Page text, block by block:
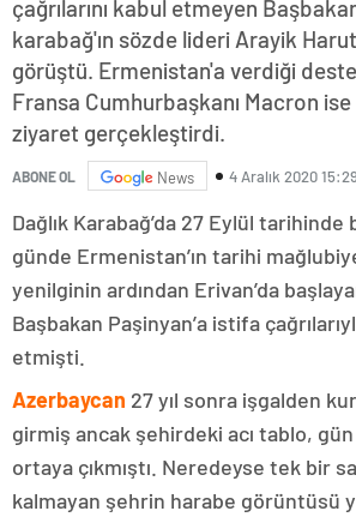
çağrılarını kabul etmeyen
karabağ'ın sözde lideri Arayik
görüştü. Ermenistan'a verdiği
Fransa Cumhurbaşkanı Macron
ziyaret gerçekleştirdi.
ABONE OL News 4 Aralık 2020 15:29
Dağlık Karabağ’da 27 Eylül
günde Ermenistan’ın tarihi
yenilginin ardından Erivan’da
Başbakan Paşinyan’a istifa
etmişti.
Azerbaycan 27 yıl sonra işgalden
girmiş ancak şehirdeki acı tablo, gün
ortaya çıkmıştı. Neredeyse tek bir
kalmayan şehrin harabe görüntüsü